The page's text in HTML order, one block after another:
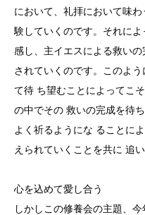
において、礼拝において味
験していくのです。それに
感し、主イエスによる救い
されていくのです。このよ
て待 ち望むことによってこ
の中でその 救いの完成を待
よく祈るようにな ることに
えられていくことを共に 追
心を込めて愛し合う
しかしこの修養会の主題、